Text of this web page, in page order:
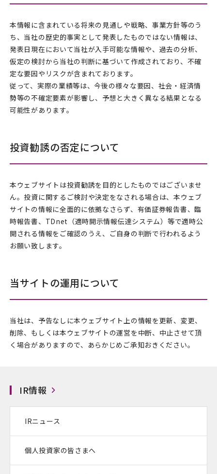
本情報に含まれている将来の見通しや戦略、事業方針等のう
ち、当社の歴史的事実として発表したものではない情報は、
発表日現在において当社が入手可能な情報や、過去の分析、
仮定の検討から当社の判断に基づいて作成されており、不確
定な要因やリスクが含まれております。
従って、実際の業績等は、今後の様々な要因、社会・経済情
勢等の不確定要素が影響し、予想と大きく異なる結果となる
可能性があります。
投資勧誘の否定について
本ウェブサイトは投資勧誘を目的としたものではございませ
ん。投資に関するご検討や決定をなされる場合は、本ウェブ
サイトの情報に全面的に依拠なさらず、有価証券報告書、臨
時報告書、TDnet（適時開示情報伝達システム）等で適時公
開される情報をご確認のうえ、ご自身の判断で行われるよう
お願い致します。
当サイトの運用について
当社は、予告なしに本ウェブサイト上の情報を更新、変更、
削除、もしくは本ウェブサイトの運営を中断、中止させて頂
く場合がありますので、あらかじめご承知おきください。
IR情報
IRニュース
個人投資家の皆さまへ